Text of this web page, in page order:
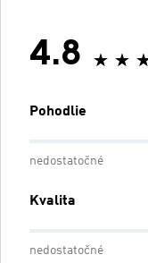
4.8
Pohodlie
nedostatočné
Kvalita
nedostatočné